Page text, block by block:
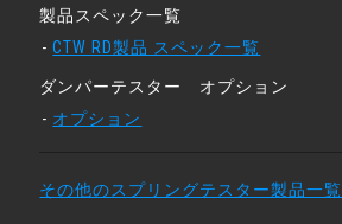
製品スペック一覧
CTW RD製品 スペック一覧
ダンパーテスター オプション
オプション
その他のスプリングテスター製品一覧